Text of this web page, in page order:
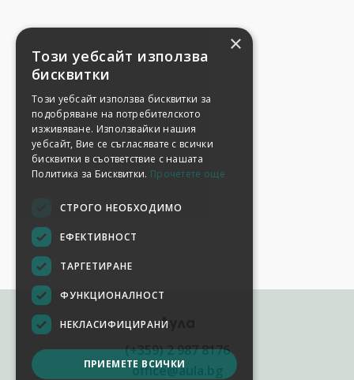
Аула
(+359) 2 987 8176
office@aula.bg
×
Този уебсайт използва
бисквитки
Този уебсайт използва бисквитки за
подобряване на потребителското
изживяване. Използвайки нашия
уебсайт, Вие се съгласявате с всички
бисквитки в съответствие с нашата
Политика за Бисквитки. Прочетете още
СТРОГО НЕОБХОДИМО
ЕФЕКТИВНОСТ
ТАРГЕТИРАНЕ
ФУНКЦИОНАЛНОСТ
НЕКЛАСИФИЦИРАНИ
ПРИЕМЕТЕ ВСИЧКИ